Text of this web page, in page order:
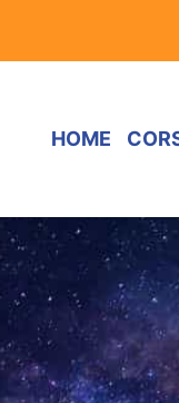
HOME